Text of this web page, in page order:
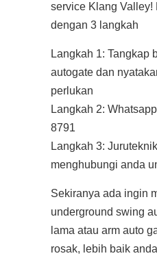
service Klang Valley!
dengan 3 langkah
Langkah 1: Tangkap
autogate dan
perlukan
Langkah 2:
8791
Langkah 3:
menghubungi anda
Sekiranya ada ingin
underground swing
lama atau arm auto
rosak, lebih baik